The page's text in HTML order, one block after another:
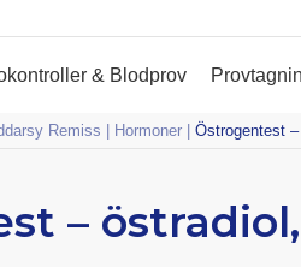
& Blodprov
Remiss Hormoner |Östrogentest
–